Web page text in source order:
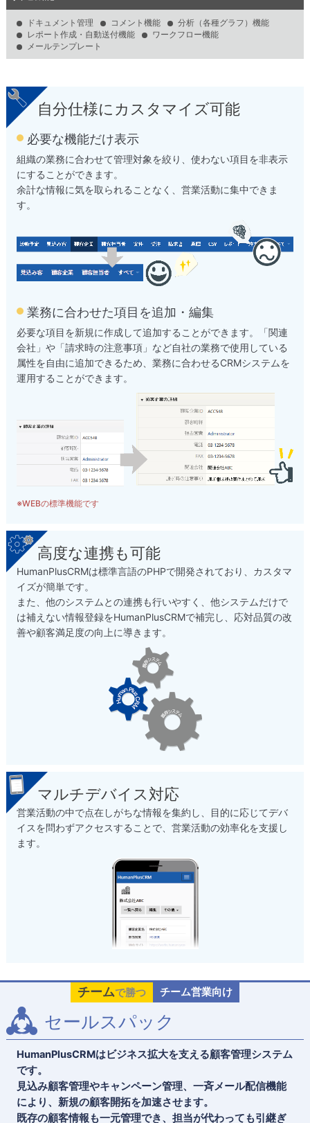
ドキュメント管理 コメント機能 分析（各種グラフ） 機能
レポート作成・自動送付機能
ワークフロー機能
メールテンプレート
自分仕様にカスタマイズ可能
必要な機能だけ表示
組織の業務に合わせて管理対象を絞り、使わない項目を非表示
にすることができます。
余計な情報に気を取られることなく、営業活動に集中できま
す。
業務に合わせた項目を追加・編集
必要な項目を新規に作成して追加することができます。「関連
会社」や「請求時の注意事項」など自社の業務で使用している
属性を自由に追加できるため、業務に合わせるCRMシステムを
運用することができます。
※WEBの標準機能です
高度な連携も可能
HumanPlusCRMは標準言語のPHPで開発されており、カスタマ
イズが簡単です。
また、他のシステムとの連携も行いやすく、他システムだけで
は補えない情報登録をHumanPlusCRMで補完し、応対品質の改
善や顧客満足度の向上に導きます。
マルチデバイス対応
営業活動の中で点在しがちな情報を集約し、目的に応じてデバ
イスを問わずアクセスすることで、営業活動の効率化を支援し
ます。
チームで勝つ チーム営業向け
セールスパック
HumanPlusCRMはビジネス拡大を支える顧客管理システム
です。
見込み顧客管理やキャンペーン管理、一斉メール配信機能
により、新規の顧客開拓を加速させます。
既存の顧客情報も一元管理でき、担当が代わっても引継ぎ